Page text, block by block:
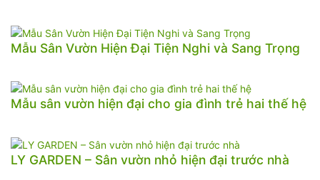
Mẫu Sân Vườn Hiện Đại Tiện Nghi và Sang Trọng
Mẫu sân vườn hiện đại cho gia đình trẻ hai thế hệ
LY GARDEN – Sân vườn nhỏ hiện đại trước nhà